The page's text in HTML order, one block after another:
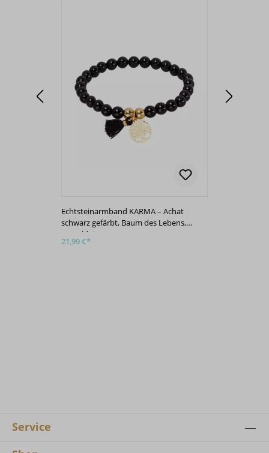
Echtsteinarmband KARMA – Achat
schwarz gefärbt, Baum des Lebens,
vergoldet
21,99 €*
Service